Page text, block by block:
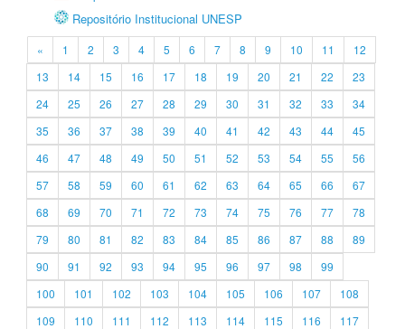
Repositório Institucional UNESP
« 1 2 3 4 5 6 7 8 9 10 11
12
13
14 15 16 17 18 19 20 21 22
23
24
25 26 27 28 29 30 31 32 33
34
35
36 37 38 39 40 41 42 43 44
45
46
47 48 49 50 51 52 53 54 55
56
57
58 59 60 61 62 63 64 65 66
67
68
69 70 71 72 73 74 75 76 77
78
79
80 81 82 83 84 85 86 87 88
89
90
91 92 93 94 95 96 97 98
99
100
101 102 103 104 105 106 107
108
109
110 111 112 113 114 115 116
117